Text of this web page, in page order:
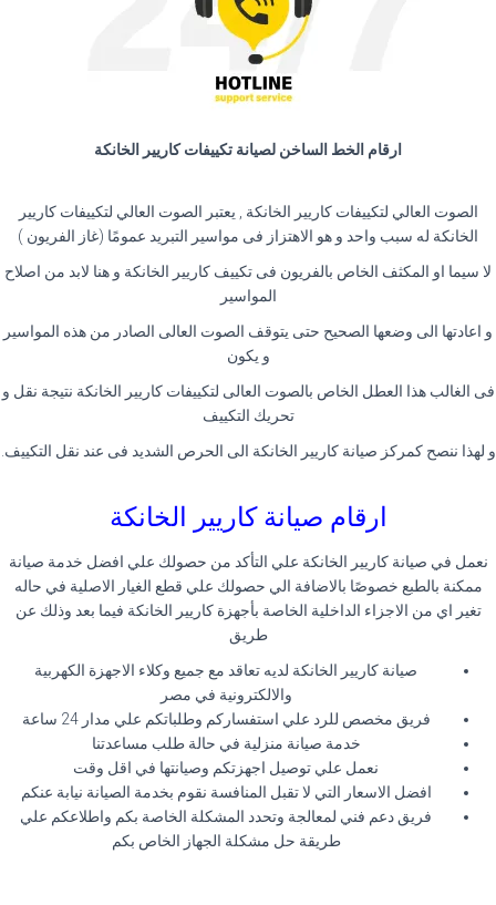
ارقام الخط الساخن لصيانة تكييفات كاريير الخانكة
الصوت العالي لتكييفات كاريير الخانكة , يعتبر الصوت العالي لتكييفات كاريير
الخانكة له سبب واحد و هو الاهتزاز فى مواسير التبريد عمومًا (غاز الفريون )
لا سيما او المكثف الخاص بالفريون فى تكييف كاريير الخانكة و هنا لابد من اصلاح
المواسير
و اعادتها الى وضعها الصحيح حتى يتوقف الصوت العالى الصادر من هذه المواسير
و يكون
فى الغالب هذا العطل الخاص بالصوت العالى لتكييفات كاريير الخانكة نتيجة نقل و
تحريك التكييف
و لهذا ننصح كمركز صيانة كاريير الخانكة الى الحرص الشديد فى عند نقل التكييف.
ارقام صيانة كاريير الخانكة
نعمل في صيانة كاريير الخانكة علي التأكد من حصولك علي افضل خدمة صيانة
ممكنة بالطبع خصوصًا بالاضافة الي حصولك علي قطع الغيار الاصلية في حاله
تغير اي من الاجزاء الداخلية الخاصة بأجهزة كاريير الخانكة فيما بعد وذلك عن
طريق
صيانة كاريير الخانكة لديه تعاقد مع جميع وكلاء الاجهزة الكهربية
والالكترونية في مصر
فريق مخصص للرد علي استفساركم وطلباتكم علي مدار 24 ساعة
خدمة صيانة منزلية في حالة طلب مساعدتنا
نعمل علي توصيل اجهزتكم وصيانتها في اقل وقت
افضل الاسعار التي لا تقبل المنافسة نقوم بخدمة الصيانة نيابة عنكم
فريق دعم فني لمعالجة وتحدد المشكلة الخاصة بكم واطلاعكم علي
طريقة حل مشكلة الجهاز الخاص بكم